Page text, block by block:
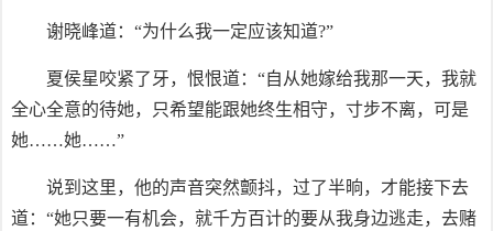
谢晓峰道：“为什么我一定应该知道?”
夏侯星咬紧了牙，恨恨道：“自从她嫁给我那一天，我就
全心全意的待她，只希望能跟她终生相守，寸步不离，可是
她……她……”
说到这里，他的声音突然颤抖，过了半晌，才能接下去
道：“她只要一有机会，就千方百计的要从我身边逃走，去赌